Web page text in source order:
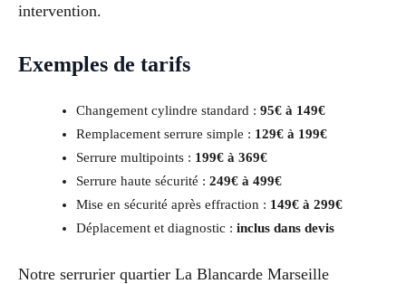
intervention.
Exemples de tarifs
Changement cylindre standard : 95€ à 149€
Remplacement serrure simple : 129€ à 199€
Serrure multipoints : 199€ à 369€
Serrure haute sécurité : 249€ à 499€
Mise en sécurité après effraction : 149€ à 299€
Déplacement et diagnostic : inclus dans devis
Notre serrurier quartier La Blancarde Marseille